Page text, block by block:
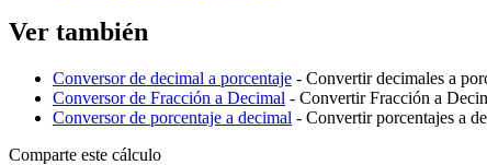
Ver también
Conversor de decimal a porcentaje - Convertir decimales a
Conversor de Fracción a Decimal - Convertir Fracción a
Conversor de porcentaje a decimal - Convertir porcentajes a
Comparte este cálculo